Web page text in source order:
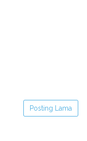
Posting Lama